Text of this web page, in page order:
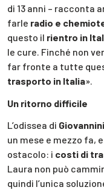
di 13 anni – racconta
farle radio e
questo il rientro in
le cure. Finché non
far fronte a tutte
trasporto in Italia».
Un ritorno difficile
L’odissea di Giovannini
un mese e mezzo fa,
ostacolo: i costi di
Laura non può
quindi l’unica